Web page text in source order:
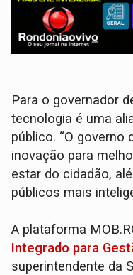
Para o governador
tecnologia é uma
público. “O
inovação para
estar do cidadão,
públicos mais
A plataforma
Integrado para
superintendente da